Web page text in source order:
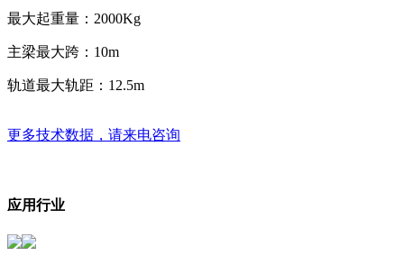
最大起重量： 2000Kg
主梁最大跨： 10m
轨道最大轨距： 12.5m
更多技术数据，请来电咨询
应用行业